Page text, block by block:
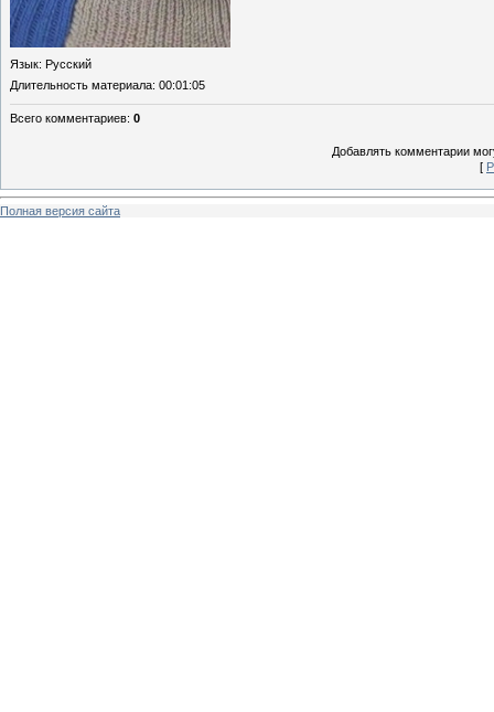
Язык: Русский
Длительность материала: 00:01:05
Всего комментариев: 0
Добавлять комментарии
[
Полная версия сайта